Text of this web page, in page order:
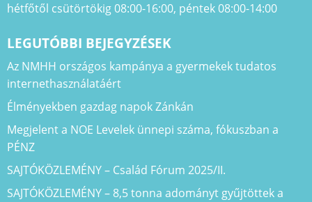
hétfőtől csütörtökig 08:00-16:00, péntek 08:00-14:00
LEGUTÓBBI BEJEGYZÉSEK
Az NMHH országos kampánya a gyermekek tudatos
internethasználatáért
Élményekben gazdag napok Zánkán
Megjelent a NOE Levelek ünnepi száma, fókuszban a
PÉNZ
SAJTÓKÖZLEMÉNY – Család Fórum 2025/II.
SAJTÓKÖZLEMÉNY – 8,5 tonna adományt gyűjtöttek a